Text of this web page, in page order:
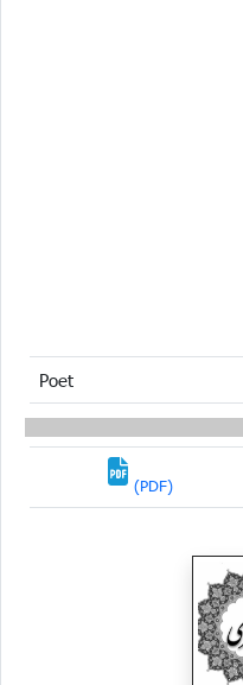
Poet
(PDF)